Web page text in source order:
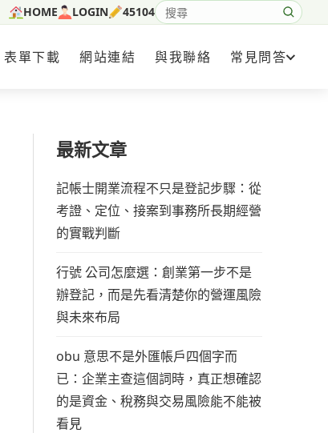
HOME LOGIN 45104
搜尋網站內容
表單下載 網站連結 與我聯絡 常見問答
最新文章
記帳士開業流程不只是登記步驟：從
考證、定位、接案到事務所長期經營
的實戰判斷
行號 公司怎麼選：創業第一步不是
辦登記，而是先看清楚你的營運風險
與未來布局
obu 意思不是外匯帳戶四個字而
已：企業主查這個詞時，真正想確認
的是資金、稅務與交易風險能不能被
看見